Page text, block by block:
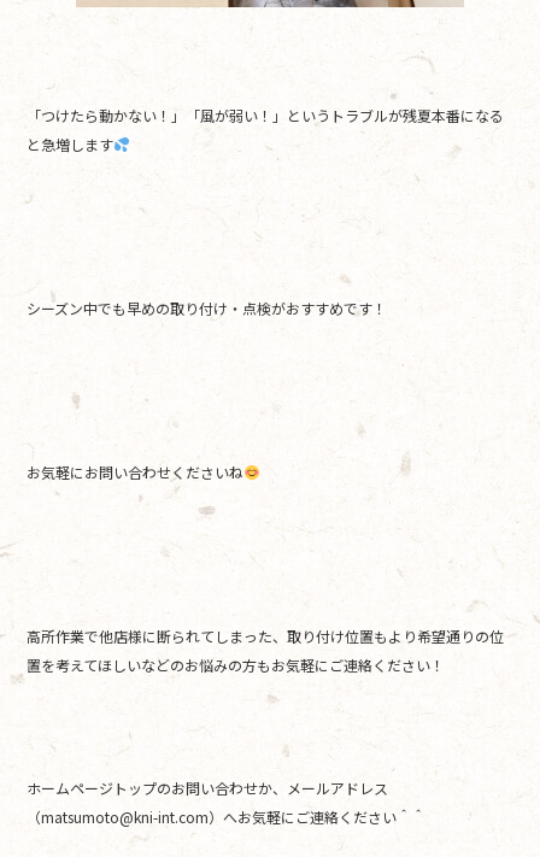
「つけたら動かない！」「風が弱い！」というトラブルが残夏本番になる
と急増します
シーズン中でも早めの取り付け・点検がおすすめです！
お気軽にお問い合わせくださいね
高所作業で他店様に断られてしまった、取り付け位置もより希望通りの位
置を考えてほしいなどのお悩みの方もお気軽にご連絡ください！
ホームページトップのお問い合わせか、メールアドレス
（matsumoto@kni-int.com）へお気軽にご連絡ください＾＾